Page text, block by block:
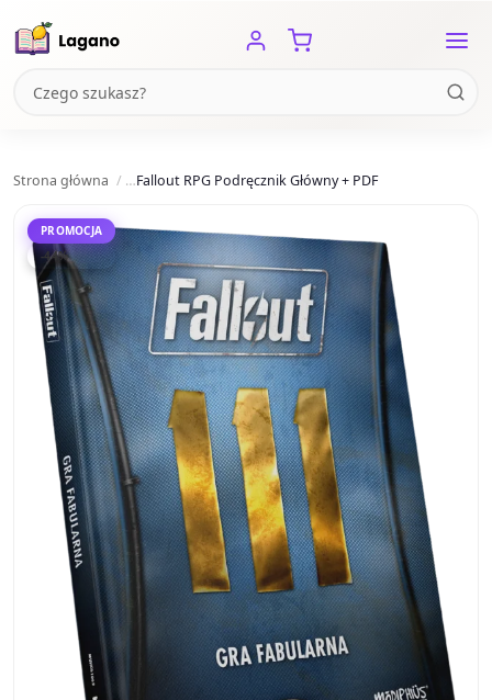
Strona główna Fallout RPG Podręcznik Główny + PDF
PROMOCJA
-44%